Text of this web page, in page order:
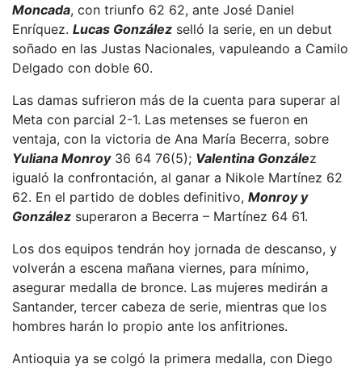
Moncada, con triunfo 62 62, ante José Daniel
Enríquez. Lucas González selló la serie, en un debut
soñado en las Justas Nacionales, vapuleando a Camilo
Delgado con doble 60.
Las damas sufrieron más de la cuenta para superar al
Meta con parcial 2-1. Las metenses se fueron en
ventaja, con la victoria de Ana María Becerra, sobre
Yuliana Monroy 36 64 76(5); Valentina González
igualó la confrontación, al ganar a Nikole Martínez 62
62. En el partido de dobles definitivo, Monroy y
González superaron a Becerra – Martínez 64 61.
Los dos equipos tendrán hoy jornada de descanso, y
volverán a escena mañana viernes, para mínimo,
asegurar medalla de bronce. Las mujeres medirán a
Santander, tercer cabeza de serie, mientras que los
hombres harán lo propio ante los anfitriones.
Antioquia ya se colgó la primera medalla, con Diego